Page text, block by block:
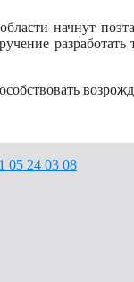
начнут